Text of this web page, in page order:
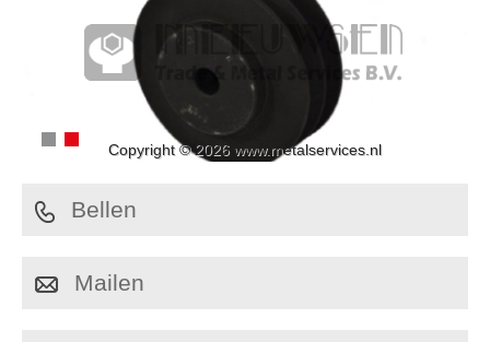
Copyright © 2026 www.metalservices.nl
Bellen
Mailen